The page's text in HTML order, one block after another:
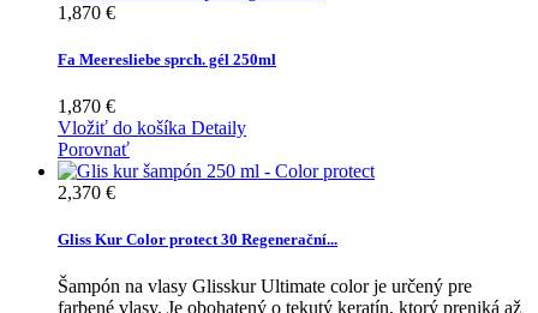
1,870 €
Fa Meeresliebe sprch. gél 250ml
1,870 €
Vložiť do košíka Detaily
Porovnať
2,370 €
Gliss Kur Color protect 30 Regenerační...
Šampón na vlasy Glisskur Ultimate color je určený pre
farbené vlasy. Je obohatený o tekutý keratín, ktorý preniká až